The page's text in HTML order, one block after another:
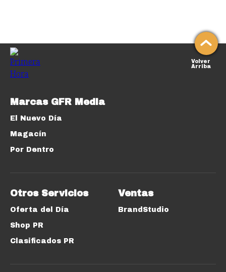
Volver
Arriba
Marcas GFR Media
El Nuevo Día
Magacín
Por Dentro
Otros Servicios
Oferta del Día
Shop PR
Clasificados PR
Ventas
BrandStudio